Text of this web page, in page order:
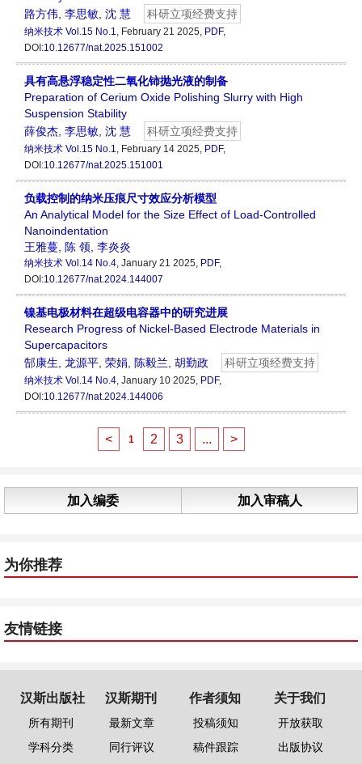
路方伟 李思敏 沈 慧 科研立项经费支持
纳米技术 Vol.15 No.1, February 21 2025, PDF,
DOI:10.12677/nat.2025.151002
具有高悬浮稳定性二氧化铈抛光液的制备
Preparation of Cerium Oxide Polishing Slurry with High
Suspension Stability
薛俊杰 李思敏 沈 慧 科研立项经费支持
纳米技术 Vol.15 No.1, February 14 2025, PDF,
DOI:10.12677/nat.2025.151001
负载控制的纳米压痕尺寸效应分析模型
An Analytical Model for the Size Effect of Load-Controlled
Nanoindentation
王雅蔓
陈 领 李炎炎
纳米技术 Vol.14 No.4, January 21 2025, PDF,
DOI:10.12677/nat.2024.144007
镍基电极材料在超级电容器中的研究进展
Research Progress of Nickel-Based Electrode Materials in
Supercapacitors
郜康生 龙源平 荣娟 陈毅兰 胡勤政 科研立项经费支持
纳米技术 Vol.14 No.4, January 10 2025, PDF,
DOI:10.12677/nat.2024.144006
< 1 2 3 ... >
加入编委 加入审稿人
为你推荐
友情链接
汉斯出版社
所有期刊
学科分类
汉斯期刊
最新文章
同行评议
作者须知
投稿须知
稿件跟踪
关于我们
开放获取
出版协议